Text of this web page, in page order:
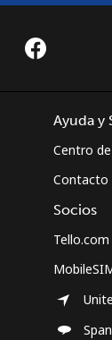
Ayuda y
Centro
Contacto
Socios
Tello.com